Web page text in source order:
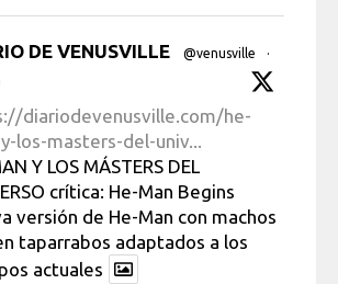
DE VENUSVILLE @venusville
·
diariodevenusville.com/he-
los-masters-del-univ...
Y LOS MÁSTERS DEL
crítica: He-Man Begins
versión de He-Man con machos
taparrabos adaptados a los
actuales